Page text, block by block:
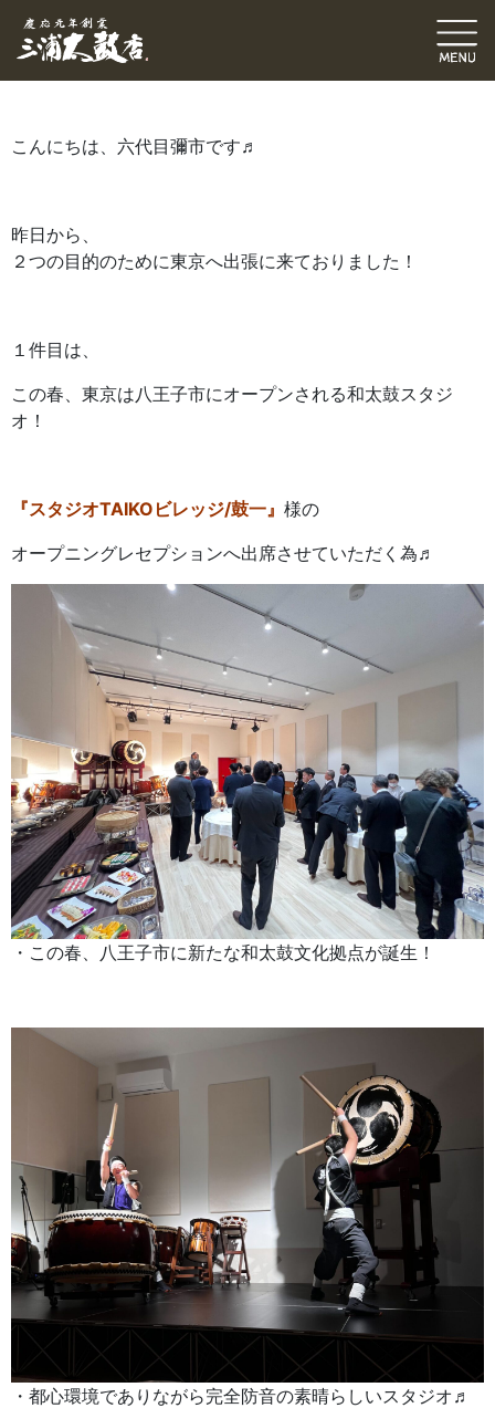
六代目ブログ
三浦和也（六代目彌市）
こんにちは、六代目彌市です♬
昨日から、
２つの目的のために東京へ出張に来ておりました！
１件目は、
この春、東京は八王子市にオープンされる和太鼓スタジ
オ！
『スタジオTAIKOビレッジ/鼓一』 様の
オープニングレセプションへ出席させていただく為♬
・この春、八王子市に新たな和太鼓文化拠点が誕生！
・都心環境でありながら完全防音の素晴らしいスタジオ♬